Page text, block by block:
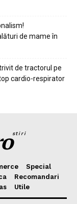
de mame în
de tractorul pe
cardio-respirator
stiri
Special
Recomandari
Utile